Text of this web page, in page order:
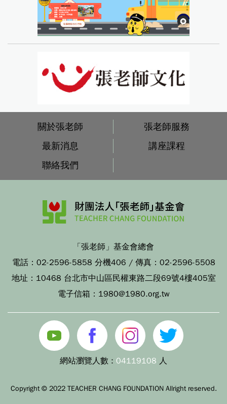
關於張老師
張老師服務
最新消息
講座課程
聯絡我們
「張老師」基金會總會
電話： 02-2596-5858 分機406 / 傳真： 02-2596-5508
地址： 10468 台北市中山區民權東路二段69號4樓405室
電子信箱： 1980@1980.org.tw
網站瀏覽人數 : 04119108 人
Copyright © 2022 TEACHER CHANG FOUNDATION Allright reserved.